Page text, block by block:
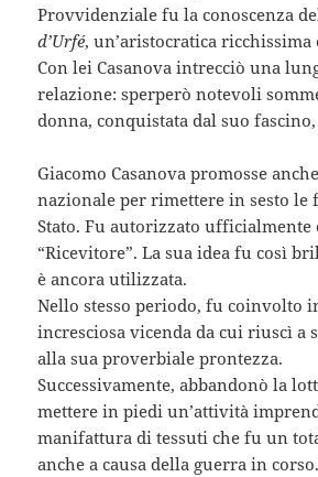
Provvidenziale fu la conoscenza
d’Urfé, un’aristocratica ricchissima
Con lei Casanova intrecciò una
relazione: sperperò notevoli
donna, conquistata dal suo
Giacomo Casanova promosse
nazionale per rimettere in sesto le
Stato. Fu autorizzato ufficialmente
“Ricevitore”. La sua idea fu così
è ancora utilizzata.
Nello stesso periodo, fu coinvolto
incresciosa vicenda da cui riuscì a
alla sua proverbiale prontezza.
Successivamente, abbandonò la
mettere in piedi un’attività
manifattura di tessuti che fu un
anche a causa della guerra in